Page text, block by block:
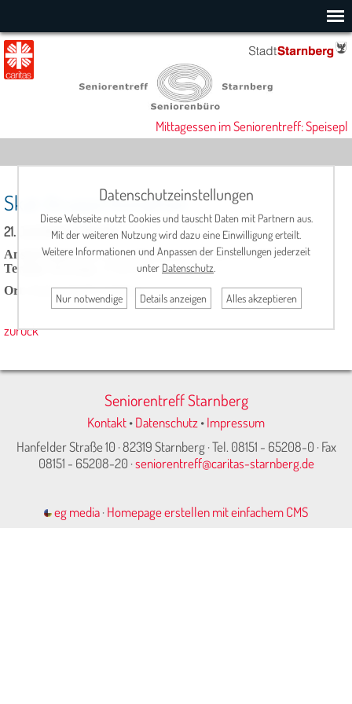
Mittagessen im Seniorentreff:
Skat-Gruppe Hümpfner
21. Juli 2026, 17:00 Uhr
Ansprechpartner:Hans Hümpfner, Tel: 08151/15392
Termin
: dienstags, 17.00 Uhr
Ort
: Seniorentreff, Cafeteria
zurück
Seniorentreff Starnberg
Kontakt•Datenschutz•Impressum
Hanfelder Straße 10 · 82319 Starnberg · Tel. 08151 - 65208-0 · Fax
08151 - 65208-20 ·seniorentreff@caritas-starnberg.de
eg media·Homepage erstellen mit einfachem CMS
Datenschutzeinstellungen
Diese Webseite nutzt Cookies und tauscht Daten mit Partnern aus.
Mit der weiteren Nutzung wird dazu eine Einwilligung erteilt.
Weitere Informationen und Anpassen der Einstellungen jederzeit
unter Datenschutz
Nur notwendige Details anzeigen Alles akzeptieren